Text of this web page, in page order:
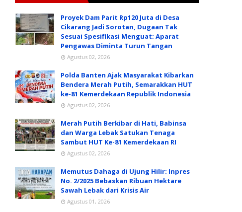
Proyek Dam Parit Rp120 Juta di Desa
Cikarang Jadi Sorotan, Dugaan Tak
Sesuai Spesifikasi Menguat; Aparat
Pengawas Diminta Turun Tangan
Agustus 02, 2026
Polda Banten Ajak Masyarakat Kibarkan
Bendera Merah Putih, Semarakkan HUT
ke-81 Kemerdekaan Republik Indonesia
Agustus 02, 2026
Merah Putih Berkibar di Hati, Babinsa
dan Warga Lebak Satukan Tenaga
Sambut HUT Ke-81 Kemerdekaan RI
Agustus 02, 2026
Memutus Dahaga di Ujung Hilir: Inpres
No. 2/2025 Bebaskan Ribuan Hektare
Sawah Lebak dari Krisis Air
Agustus 01, 2026